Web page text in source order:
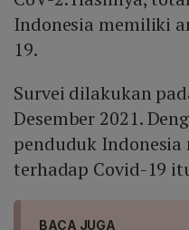
Indonesia memiliki
19.
Survei dilakukan
Desember 2021.
penduduk
terhadap Covid-19
BACA JUGA